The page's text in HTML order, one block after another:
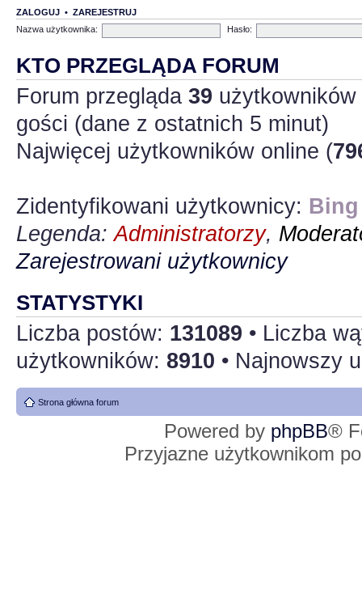
ZALOGUJ • ZAREJESTRUJ
Nazwa użytkownika:
Hasło:
KTO PRZEGLĄDA FORUM
Forum przegląda 39
gości (dane z ostatnich 5 minut)
Najwięcej użytkowników online (
Zidentyfikowani użytkownicy:
Legenda:Administratorzy,
Zarejestrowani użytkownicy
STATYSTYKI
Liczba postów: 131089 • Liczba
użytkowników: 8910 • Najnowszy
Strona główna forum
Powered by phpBB®
Przyjazne użytkownikom